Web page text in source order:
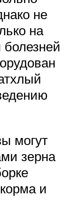
не
на
могут
зерна
и